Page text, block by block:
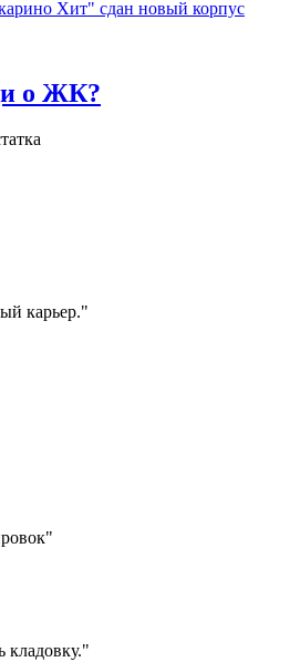
Хит" сдан новый корпус
о ЖК?
карьер."
кладовку."